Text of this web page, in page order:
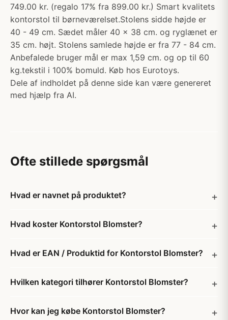
749.00 kr. (regalo 17% fra 899.00 kr.) Smart kvalitets
kontorstol til børneværelset.Stolens sidde højde er
40 - 49 cm. Sædet måler 40 x 38 cm. og ryglænet er
35 cm. højt. Stolens samlede højde er fra 77 - 84 cm.
Anbefalede bruger mål er max 1,59 cm. og op til 60
kg.tekstil i 100% bomuld. Køb hos Eurotoys.
Dele af indholdet på denne side kan være genereret
med hjælp fra AI.
Ofte stillede spørgsmål
Hvad er navnet på produktet?
Hvad koster Kontorstol Blomster?
Hvad er EAN / Produktid for Kontorstol Blomster?
Hvilken kategori tilhører Kontorstol Blomster?
Hvor kan jeg købe Kontorstol Blomster?